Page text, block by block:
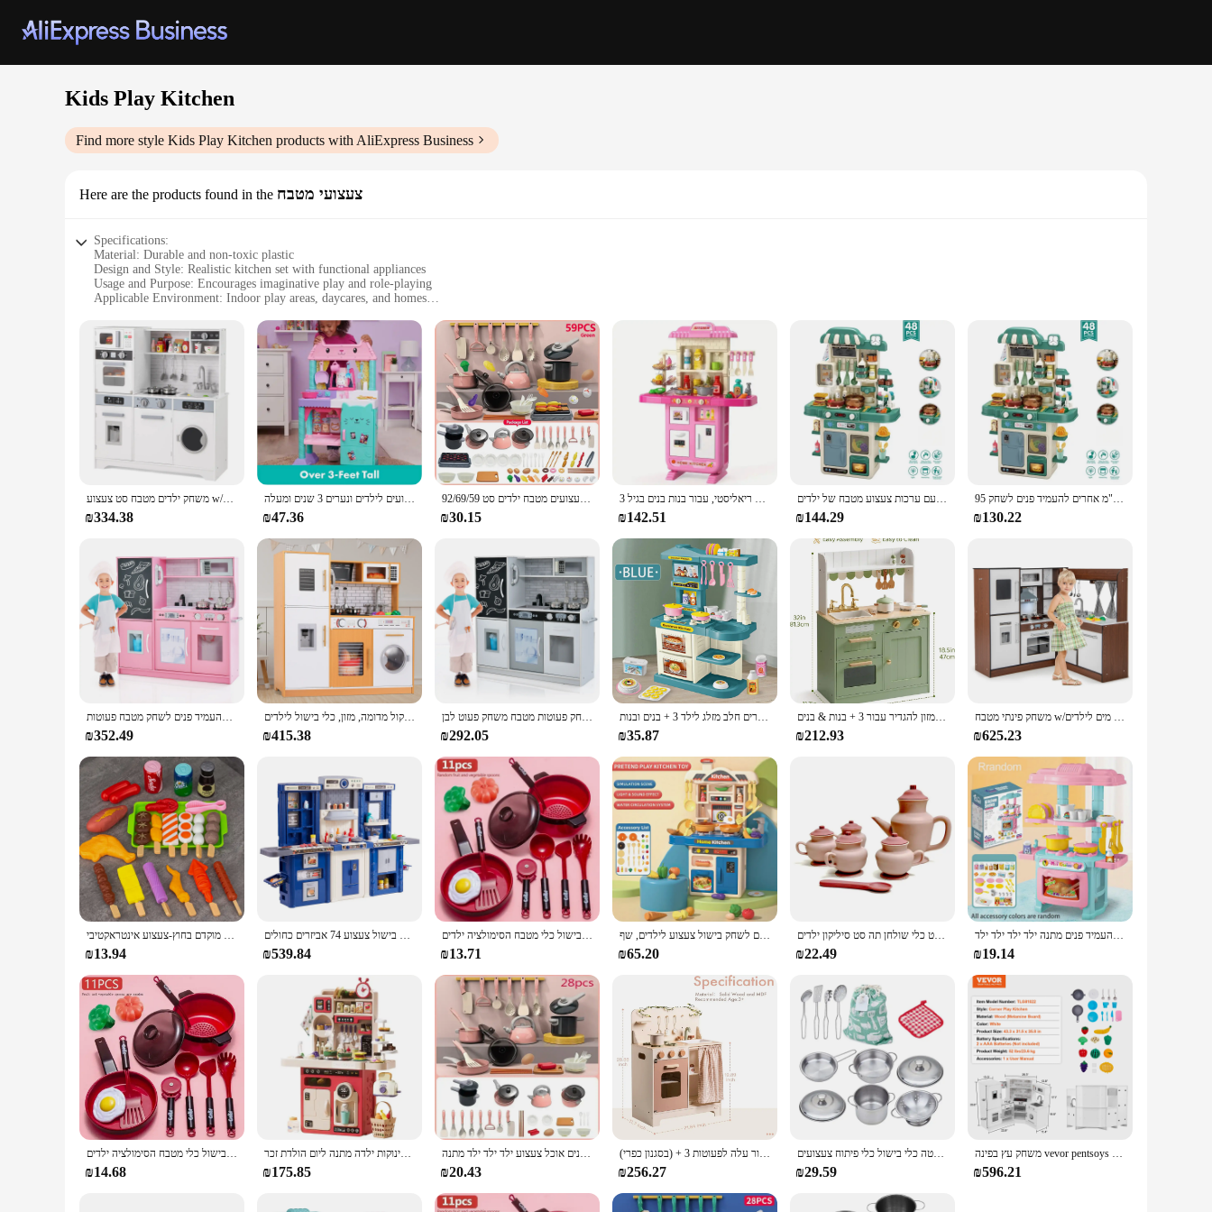
Kids Play Kitchen
Find more style Kids Play Kitchen products with AliExpress Business
Here are the products found in the צעצועי מטבח
Specifications:
Material: Durable and non-toxic plastic
Design and Style: Realistic kitchen set with functional appliances
Usage and Purpose: Encourages imaginative play and role-playing
Applicable Environment: Indoor play areas, daycares, and homes
Parts and Accessories: Comes with a variety of kitchen tools and utensils
Features:
**Engaging Playtime Experience**
The Kids Play Kitchen is a delightful addition to any child's playtime, designed to spark creativity and foster social interaction. The realistic design, complete with a refrigerator, oven, and sink,
provides children with an authentic kitchen experience, allowing them to cook up pretend meals and engage in pretend play. The set includes a variety of kitchen tools and utensils, such as pots, pans,
and spoons, ensuring that your child can fully immerse themselves in the role of a chef or host. The sturdy plastic construction ensures that this play kitchen can withstand the rigors of daily play,
making it a durable and long-lasting addition to any child's playroom.
**Educational and Developmental Benefits**
Beyond just being a source of fun, the Kids Play Kitchen is a valuable educational tool. It encourages children to develop their fine motor skills, hand-eye coordination, and cognitive abilities through
pretend play. The set also fosters social skills, as children engage in imaginative scenarios with friends or family members. The realistic design and interactive elements of the kitchen set can help
children understand the basics of cooking and meal preparation, making it an excellent tool for introducing healthy eating habits and kitchen safety.
Whether you're a parent looking to enhance your child's playtime or a vendor seeking to expand your product offerings, the Kids Play Kitchen is a versatile choice. Its compact size makes it suitable
for small spaces, while its durable construction ensures it can withstand the test of time. The set is easy to clean, making it a hassle-free addition to any home or play area. With its wholesale
availability and multiple sets for sale, this play kitchen is an ideal choice for daycares, schools, and retailers looking to provide a high-quality, engaging play experience for children.
משחק ילדים מטבח סט צעצוע w/מים מתקן ברז כיור כלים תנור מיקרוגל
₪334.38
מטבח ביתי לילדים עם אביזרים למטבח, צעצוע מזון, צלילים, מוסיקה וצעצועים לילדים ונערים 3 שנים ומעלה
₪47.36
צעצועים מטבח ילדים סט 92/69/59 pcs לשחק ערכת אביזרים למטבח עם סירים לשחק מעמידים פנים מזון בישול פעוטות ילדים מתנה ילד ילד מתנה
₪30.15
לשחק בנות מטבח צעצוע להעמיד פנים אוכל-מטבח צעצועים לילדים, ערכת מטבח לשחק עשן ותאורה ריאליסטי, עבור בנות בנים בגיל 3 +
₪142.51
שולחן המטבח מתיימר לשחק עם ערכות צעצוע מטבח של ילדים
₪144.29
95 ס "מ אחרים להעמיד פנים לשחק preschool pool ילדים משחקי מטבח אמיתי סט סט גדול מטבח צעצועים בנות מעמידים את המשחק
₪130.22
הילד של להעמיד פנים לשחק מטבח פעוטות w/שחור
₪352.49
ילדים מטבח מעץ מעמידים פנים לשחק צעצועים בישול להגדיר צעצועי בישול עם אור מדומה וקול מדומה, מזון, כלי בישול לילדים
₪415.38
הילד של משחק פנים משחק פעוטות מטבח משחק פעוט לבן
₪292.05
ילדים לשחק אביזרי מטבח, צעצועים פלייסט מזון מטבח מחבתות סירים חלב מזלג לילד 3 + בנים ובנות
₪35.87
רובוט משחק רובוטיים משחק עץ להעמיד פנים לשחק מטבח סט צעצוע עם חיתוך מזון להגדיר עבור 3 + בנות & בנים
₪212.93
משחק פינתי מטבח w/אורות & נשמע מערכת זרימת מים לילדים
₪625.23
ילדים מנגל אוכל להגדיר מטבח להעמיד פנים משחק בישול צעצועים בישול ילדה חינוך מוקדם בחוץ-צעצוע אינטראקטיבי
₪13.94
משחק פלייסט ילדים מעמידים פנים בישול צעצוע 74 אביזרים כחולים
₪539.84
סט עבור ילדים ילדה בישול צעצועי מטבח חיתוך התינוק חיתוך פירות בישול כלי מטבח הסימולציה ילדים
₪13.71
מציאותי להעמיד פנים לשחק בישול צעצוע לילדים, שף Playset מטבח אבזרים, אורות וצלילים, למדדה בנות בני גילים 3 +
₪65.20
משחקי בית משחקים לילדים סימולציה אחר הצהריים תה סט כלי שולחן תה סט סיליקון ילדים
₪22.49
מיני מטבח דלפק לשחק סט כלי אוכל הדומים הדומים משחק בית תפקיד בית לשחק משחק להעמיד פנים מתנה ילד ילד ילד ילד
₪19.14
סט לילדים צעצועים מטבח ילדת בישול בישול בישול פירות בישול כלי מטבח הסימולציה ילדים
₪14.68
משחק ילדים ביתי משחק צעצוע ערכת בישול סימולציה ובישול ילדה כלי מטבח תינוקות ילדה מתנה ליום הולדת זכר
₪175.85
סט צעצועים מטבח ילדים סט 28 יח 'לשחק אביזרים למטבח ערכת עם סירים להעמיד פנים אוכל צעצוע ילד ילד ילד מתנה
₪20.43
ילדי רובוטיים משחק מטבח להגדיר מטבח עץ כפרי מעמידים פנים עם סינר מחרוזת אור עלה לפעוטות 3 + (בסגנון כפרי)
₪256.27
לשחק סירים ומחבתות צעצועים לילדים-מטבח משחק להעמיד פנים כלי בישול מיני נירוסטה כלי בישול כלי פיתוח צעצועים
₪29.59
משחק עץ בפינה vevor pentsoys סט ילדים כלי מטבח צעצועים עם אורות וצלילים לילדים מתנות בנות
₪596.21